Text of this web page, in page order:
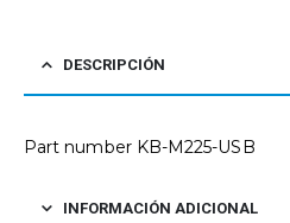
DESCRIPCIÓN
Part number KB-M225-USB
INFORMACIÓN ADICIONAL